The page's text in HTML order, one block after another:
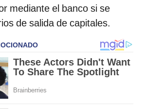
mediante el banco si se
de salida de capitales.